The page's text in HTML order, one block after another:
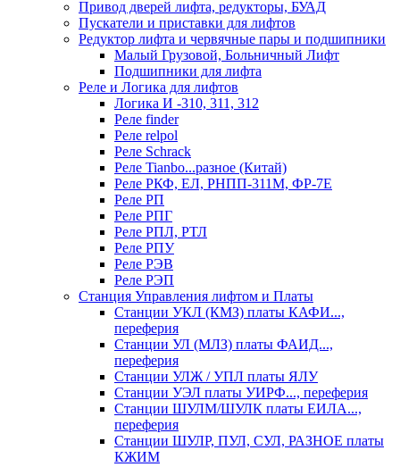
Привод дверей лифта, редукторы, БУАД
Пускатели и приставки для лифтов
Редуктор лифта и червячные пары и подшипники
Малый Грузовой, Больничный Лифт
Подшипники для лифта
Реле и Логика для лифтов
Логика И -310, 311, 312
Реле findеr
Реле relpol
Реле Schrack
Реле Tianbo...разное (Китай)
Реле РКФ, ЕЛ, РНПП-311М, ФР-7Е
Реле РП
Реле РПГ
Реле РПЛ, РТЛ
Реле РПУ
Реле РЭВ
Реле РЭП
Станция Управления лифтом и Платы
Станции УКЛ (КМЗ) платы КАФИ...,
переферия
Станции УЛ (МЛЗ) платы ФАИД...,
переферия
Станции УЛЖ / УПЛ платы ЯЛУ
Станции УЭЛ платы УИРФ..., переферия
Станции ШУЛМ/ШУЛК платы ЕИЛА...,
переферия
Станции ШУЛР, ПУЛ, СУЛ, РАЗНОЕ платы
КЖИМ